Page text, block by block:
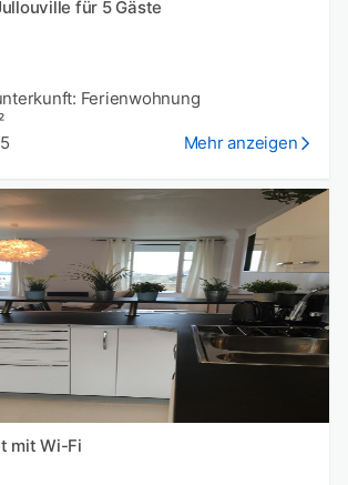
für 5 Gäste
Ferienwohnung
Mehr anzeigen
mit Wi-Fi